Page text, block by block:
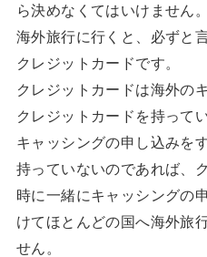
ら決めなくてはいけません。
海外旅行に行くと、必ずと
クレジットカードです。
クレジットカードは海外の
クレジットカードを持って
キャッシングの申し込みを
持っていないのであれば、
時に一緒にキャッシングの
けてほとんどの国へ海外旅
せん。